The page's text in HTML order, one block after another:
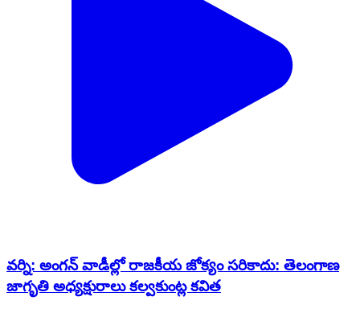
వర్ని: అంగన్ వాడీల్లో రాజకీయ జోక్యం సరికాదు: తెలంగాణ
జాగృతి అధ్యక్షురాలు కల్వకుంట్ల కవిత